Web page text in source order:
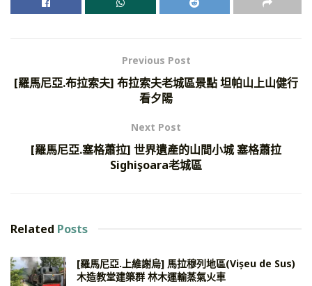
Previous Post
[羅馬尼亞.布拉索夫] 布拉索夫老城區景點 坦帕山上山健行
看夕陽
Next Post
[羅馬尼亞.塞格蕭拉] 世界遺產的山間小城 塞格蕭拉
Sighişoara老城區
Related Posts
[羅馬尼亞.上維謝烏] 馬拉穆列地區(Vișeu de Sus)
木造教堂建築群 林木運輸蒸氣火車